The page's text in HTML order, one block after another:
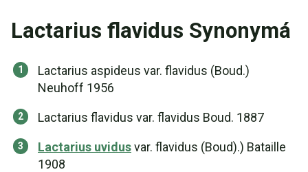
Lactarius flavidus Synonymá
Lactarius aspideus var. flavidus (Boud.)
Neuhoff 1956
Lactarius flavidus var. flavidus Boud. 1887
Lactarius uvidusvar. flavidus (Boud).) Bataille
1908